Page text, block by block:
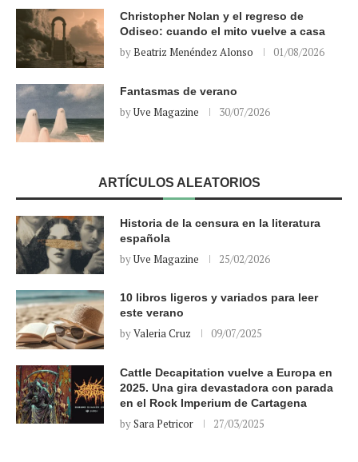
Christopher Nolan y el regreso de
Odiseo: cuando el mito vuelve a casa
byBeatriz Menéndez Alonso 01/08/2026
Fantasmas de verano
byUve Magazine 30/07/2026
ARTÍCULOS ALEATORIOS
Historia de la censura en la literatura
española
byUve Magazine 25/02/2026
10 libros ligeros y variados para leer
este verano
byValeria Cruz 09/07/2025
Cattle Decapitation vuelve a Europa en
2025. Una gira devastadora con parada
en el Rock Imperium de Cartagena
bySara Petricor 27/03/2025